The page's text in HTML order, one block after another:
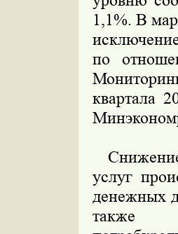
1,1%. В
по
квартала
Снижение
услуг
денежных
также